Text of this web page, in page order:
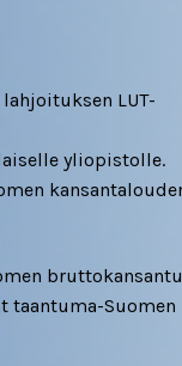
LUT-
yliopistolle.
taantuma-Suomen